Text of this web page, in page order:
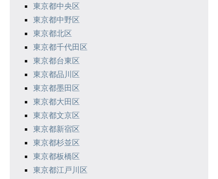
東京都中央区
東京都中野区
東京都北区
東京都千代田区
東京都台東区
東京都品川区
東京都墨田区
東京都大田区
東京都文京区
東京都新宿区
東京都杉並区
東京都板橋区
東京都江戸川区